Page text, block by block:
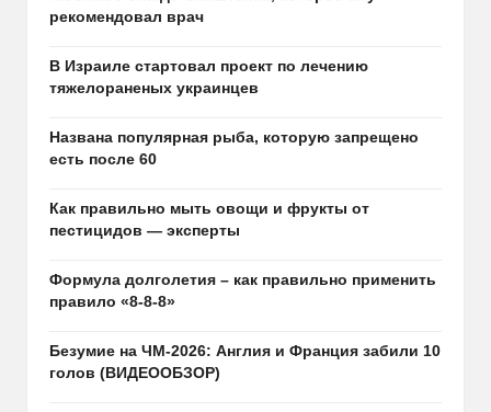
рекомендовал врач
В Израиле стартовал проект по лечению
тяжелораненых украинцев
Названа популярная рыба, которую запрещено
есть после 60
Как правильно мыть овощи и фрукты от
пестицидов — эксперты
Формула долголетия – как правильно применить
правило «8-8-8»
Безумие на ЧМ-2026: Англия и Франция забили 10
голов (ВИДЕООБЗОР)